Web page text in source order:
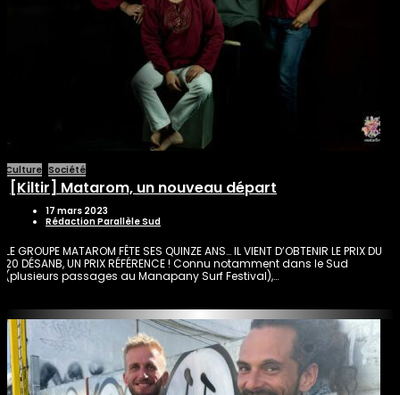
Culture Société
[Kiltir] Matarom, un nouveau départ
17 mars 2023
Rédaction Parallèle Sud
LE GROUPE MATAROM FÊTE SES QUINZE ANS… IL VIENT D’OBTENIR LE PRIX DU
20 DÉSANB, UN PRIX RÉFÉRENCE ! Connu notamment dans le Sud
(plusieurs passages au Manapany Surf Festival),…